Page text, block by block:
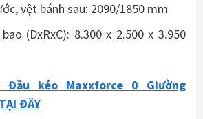
vệt bánh sau: 2090/1850 mm
(DxRxC): 8.300 x 2.500 x 3.950
Đầu kéo Maxxforce 0 Giường
ĐÂY